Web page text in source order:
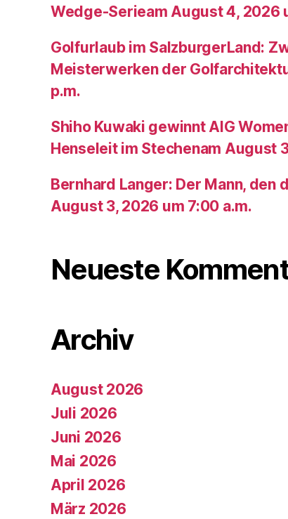
Wedge-Serieam August 4, 2026
Golfurlaub im SalzburgerLand:
Meisterwerken der
p.m.
Shiho Kuwaki gewinnt AIG
Henseleit im Stechenam August
Bernhard Langer: Der Mann, den
August 3, 2026 um 7:00 a.m.
Neueste
Archiv
August 2026
Juli 2026
Juni 2026
Mai 2026
April 2026
März 2026